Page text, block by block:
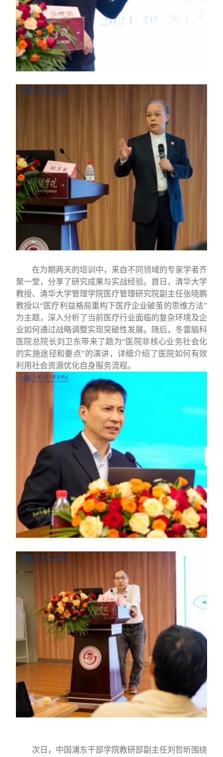
在为期两天的培训中，来自不同领域的专家学者齐
聚一堂，分享了研究成果与实战经验。首日，清华大学
教授、 清华大学管理学院医疗管理研究院副主任张晓鹏
教授以“医疗利益格局重构下医疗企业破茧的思维方法”
为主题，深入分析了当前医疗行业面临的复杂环境及企
业如何通过战略调整实现突破性发展。随后，冬雷脑科
医院总院长刘卫东带来了题为“医院非核心业务社会化
的实施途径和要点”的演讲，详细介绍了医院如何有效
利用社会资源优化自身服务流程。
次日，中国浦东干部学院教研部副主任刘哲昕围绕